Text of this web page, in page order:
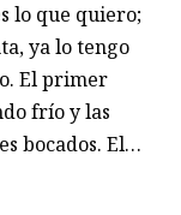
lo que quiero;
ya lo tengo
El primer
frío y las
bocados. El…